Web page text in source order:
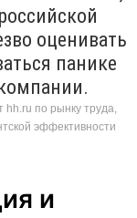
оценивать
панике
hh.ru по рынку труда,
эффективности
и